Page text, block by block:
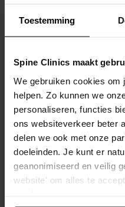
Toestemming
Spine Clinics maakt
We gebruiken cookies om
helpen. Zo kunnen we
personaliseren, functies
ons websiteverkeer beter
delen we ook met onze
doeleinden. Je kunt er
geanonimiseerd en veilig
website' om alles te
Goed om te
01
Wanneer
volledig
Niet op een
je lichaam de